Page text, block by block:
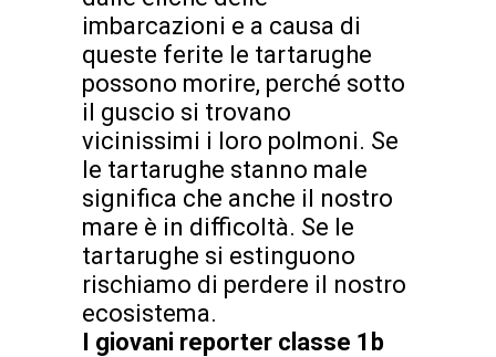
imbarcazioni e a causa di
queste ferite le tartarughe
possono morire, perché sotto
il guscio si trovano
vicinissimi i loro polmoni. Se
le tartarughe stanno male
significa che anche il nostro
mare è in difficoltà. Se le
tartarughe si estinguono
rischiamo di perdere il nostro
ecosistema.
I giovani reporter classe 1b